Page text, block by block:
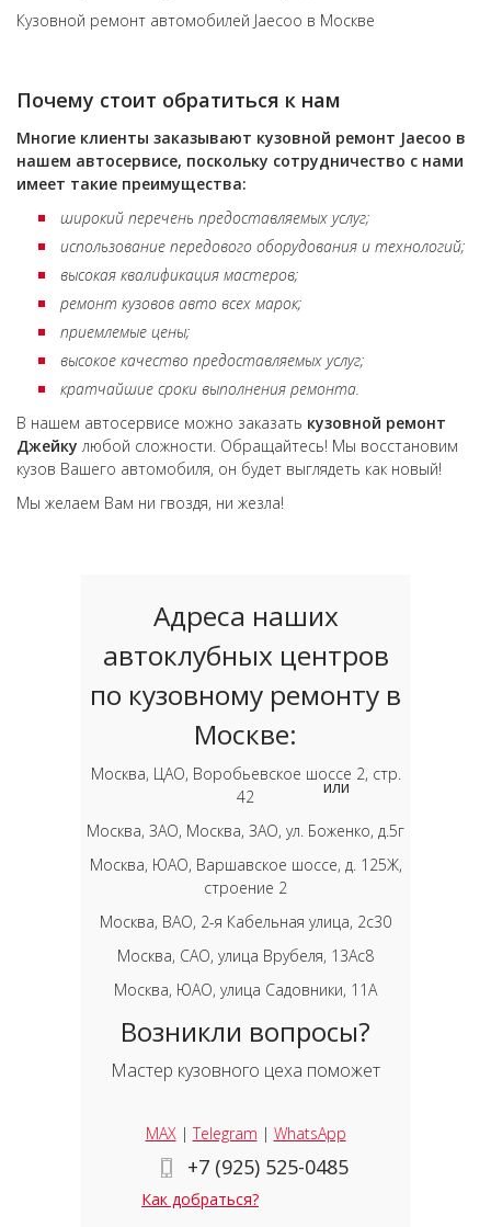
Кузовной ремонт автомобилей Jaecoo в Москве
Почему стоит обратиться к нам
Многие клиенты заказывают кузовной ремонт Jaecoo в
нашем автосервисе, поскольку сотрудничество с нами
имеет такие преимущества:
широкий перечень предоставляемых услуг;
использование передового оборудования и технологий;
высокая квалификация мастеров;
ремонт кузовов авто всех марок;
приемлемые цены;
высокое качество предоставляемых услуг;
кратчайшие сроки выполнения ремонта.
В нашем автосервисе можно заказать кузовной ремонт
Джейкулюбой сложности. Обращайтесь! Мы восстановим
кузов Вашего автомобиля, он будет выглядеть как новый!
Мы желаем Вам ни гвоздя, ни жезла!
Адреса наших
автоклубных центров
по кузовному ремонту в
Москве:
Москва, ЦАО, Воробьевское шоссе 2, стр.
42
Москва, ЗАО, Москва, ЗАО, ул. Боженко, д.5г
Москва, ЮАО, Варшавское шоссе, д. 125Ж,
строение 2
Москва, ВАО, 2-я Кабельная улица, 2с30
Москва, САО, улица Врубеля, 13Ас8
Москва, ЮАО, улица Садовники, 11А
Возникли вопросы?
Мастер кузовного цеха поможет
MAX|Telegram | WhatsApp
+7 (925) 525-0485
Как добраться?
или